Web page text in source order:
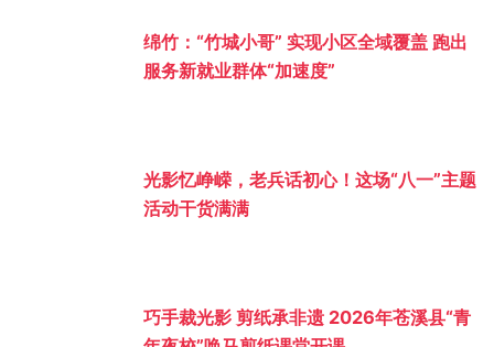
绵竹：“竹城小哥” 实现小区全域覆盖 跑出
服务新就业群体“加速度”
光影忆峥嵘，老兵话初心！这场“八一”主题
活动干货满满
巧手裁光影 剪纸承非遗 2026年苍溪县“青